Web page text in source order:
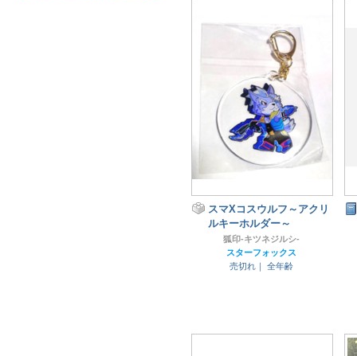
スマXコスウルフ～アクリ
ルキーホルダー～
狐印-キツネジルシ-
スターフォックス
売切れ｜
全年齢